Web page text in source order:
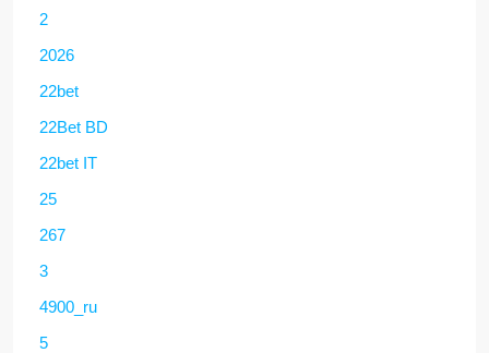
2
2026
22bet
22Bet BD
22bet IT
25
267
3
4900_ru
5